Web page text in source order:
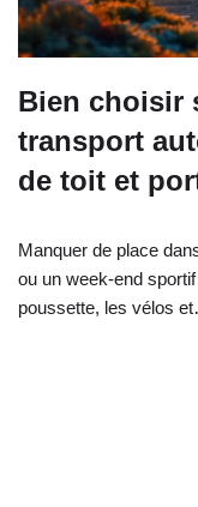
Bien choisir
transport
de toit et
Manquer de place
ou un week‑end
poussette, les vélos